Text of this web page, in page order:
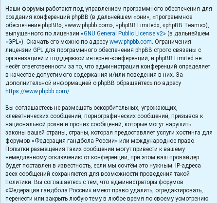
Наши форумы работают под управлением программного обеспечения для
создания конференций phpBB (в дальнейшем «они», «программное
обеспечение phpBB», «www.phpbb.com», «phpBB Limited», «phpBB Teams»),
выпущенного по лицензии «GNU General Public License v2» (в дальнейшем
«GPL»). Скачать его можно по адресу www.phpbb.com. Ограничения
лицензии GPL для программного обеспечения phpBB строго связаны с
организацией и поддержкой интернет-конференций, и phpBB Limited не
несёт ответственности за то, что администрация конференций определяет
в качестве допустимого содержания и/или поведения в них. За
дополнительной информацией о phpBB обращайтесь по адресу
https://www.phpbb.com/.
Вы соглашаетесь не размещать оскорбительных, угрожающих,
клеветнических сообщений, порнографических сообщений, призывов к
национальной розни и прочих сообщений, которые могут нарушить
законы вашей страны, страны, которая предоставляет услуги хостинга для
форумов «Федерация гандбола России» или международное право.
Попытки размещения таких сообщений могут привести к вашему
немедленному отключению от конференции, при этом ваш провайдер
будет поставлен в известность, если мы сочтём это нужным. IP-адреса
всех сообщений сохраняются для возможности проведения такой
политики. Вы соглашаетесь с тем, что администраторы форумов
«Федерация гандбола России» имеют право удалить, отредактировать,
перенести или закрыть любую тему в любое время по своему усмотрению.